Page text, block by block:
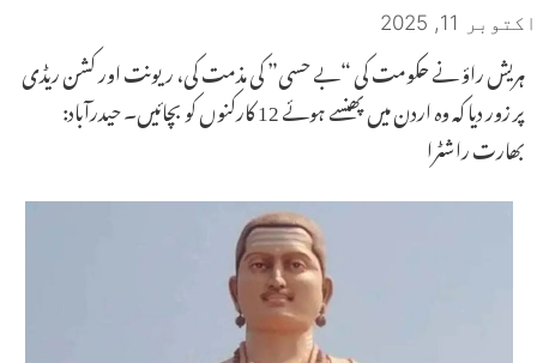
اکتوبر 11, 2025
ہریش راؤ نے حکومت کی “بے حسی” کی مذمت کی، ریونت اور کشن ریڈی
پر زور دیا کہ وہ اردن میں پھنسے ہوئے 12 کارکنوں کو بچائیں۔ حیدرآباد:
بھارت راشٹرا